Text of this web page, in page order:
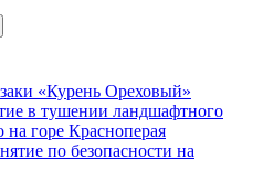
«Курень Ореховый»
в тушении ландшафтного
на горе Красноперая
по безопасности на